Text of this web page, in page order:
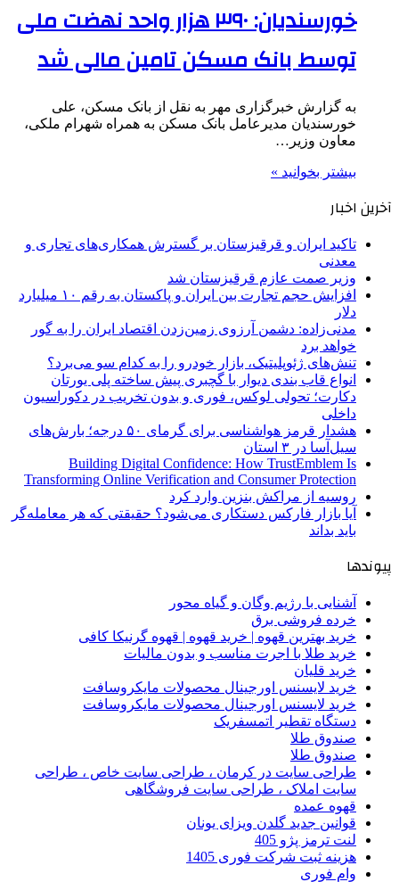
خورسندیان: ۳۹۰ هزار واحد نهضت ملی
توسط بانک مسکن تامین مالی شد
به گزارش خبرگزاری مهر به نقل از بانک مسکن، علی
خورسندیان مدیرعامل بانک مسکن به همراه شهرام ملکی،
معاون وزیر…
بیشتر بخوانید »
آخرین اخبار
تاکید ایران و قرقیزستان بر گسترش همکاری‌های تجاری و
معدنی
وزیر صمت عازم قرقیزستان شد
افزایش حجم تجارت بین ایران و پاکستان به رقم ۱۰ میلیارد
دلار
مدنی‌زاده: دشمن آرزوی زمین‌زدن اقتصاد ایران را به گور
خواهد برد
تنش‌های ژئوپلیتیک، بازار خودرو را به کدام سو می‌برد؟
انواع قاب بندی دیوار با گچبری پیش ساخته پلی یورتان
دکارت؛ تحولی لوکس، فوری و بدون تخریب در دکوراسیون
داخلی
هشدار قرمز هواشناسی برای گرمای ۵۰ درجه؛ بارش‌های
سیل‌آسا در ۳ استان
Building Digital Confidence: How TrustEmblem Is
Transforming Online Verification and Consumer Protection
روسیه از مراکش بنزین وارد کرد
آیا بازار فارکس دستکاری می‌شود؟ حقیقتی که هر معامله‌گر
باید بداند
پیوندها
آشنایی با رژیم وگان و گیاه محور
خرده فروشی برق
خرید بهترین قهوه | خرید قهوه | قهوه گرنیکا کافی
خرید طلا با اجرت مناسب و بدون مالیات
خرید قلیان
خرید لایسنس اورجینال محصولات مایکروسافت
خرید لایسنس اورجینال محصولات مایکروسافت
دستگاه تقطیر اتمسفریک
صندوق طلا
صندوق طلا
طراحی سایت در کرمان ، طراحی سایت خاص ، طراحی
سایت املاک ، طراحی سایت فروشگاهی
قهوه عمده
قوانین جدید گلدن ویزای یونان
لنت ترمز پژو 405
هزینه ثبت شرکت فوری 1405
وام فوری